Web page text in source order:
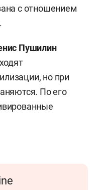
с отношением
Пушилин
но при
По его